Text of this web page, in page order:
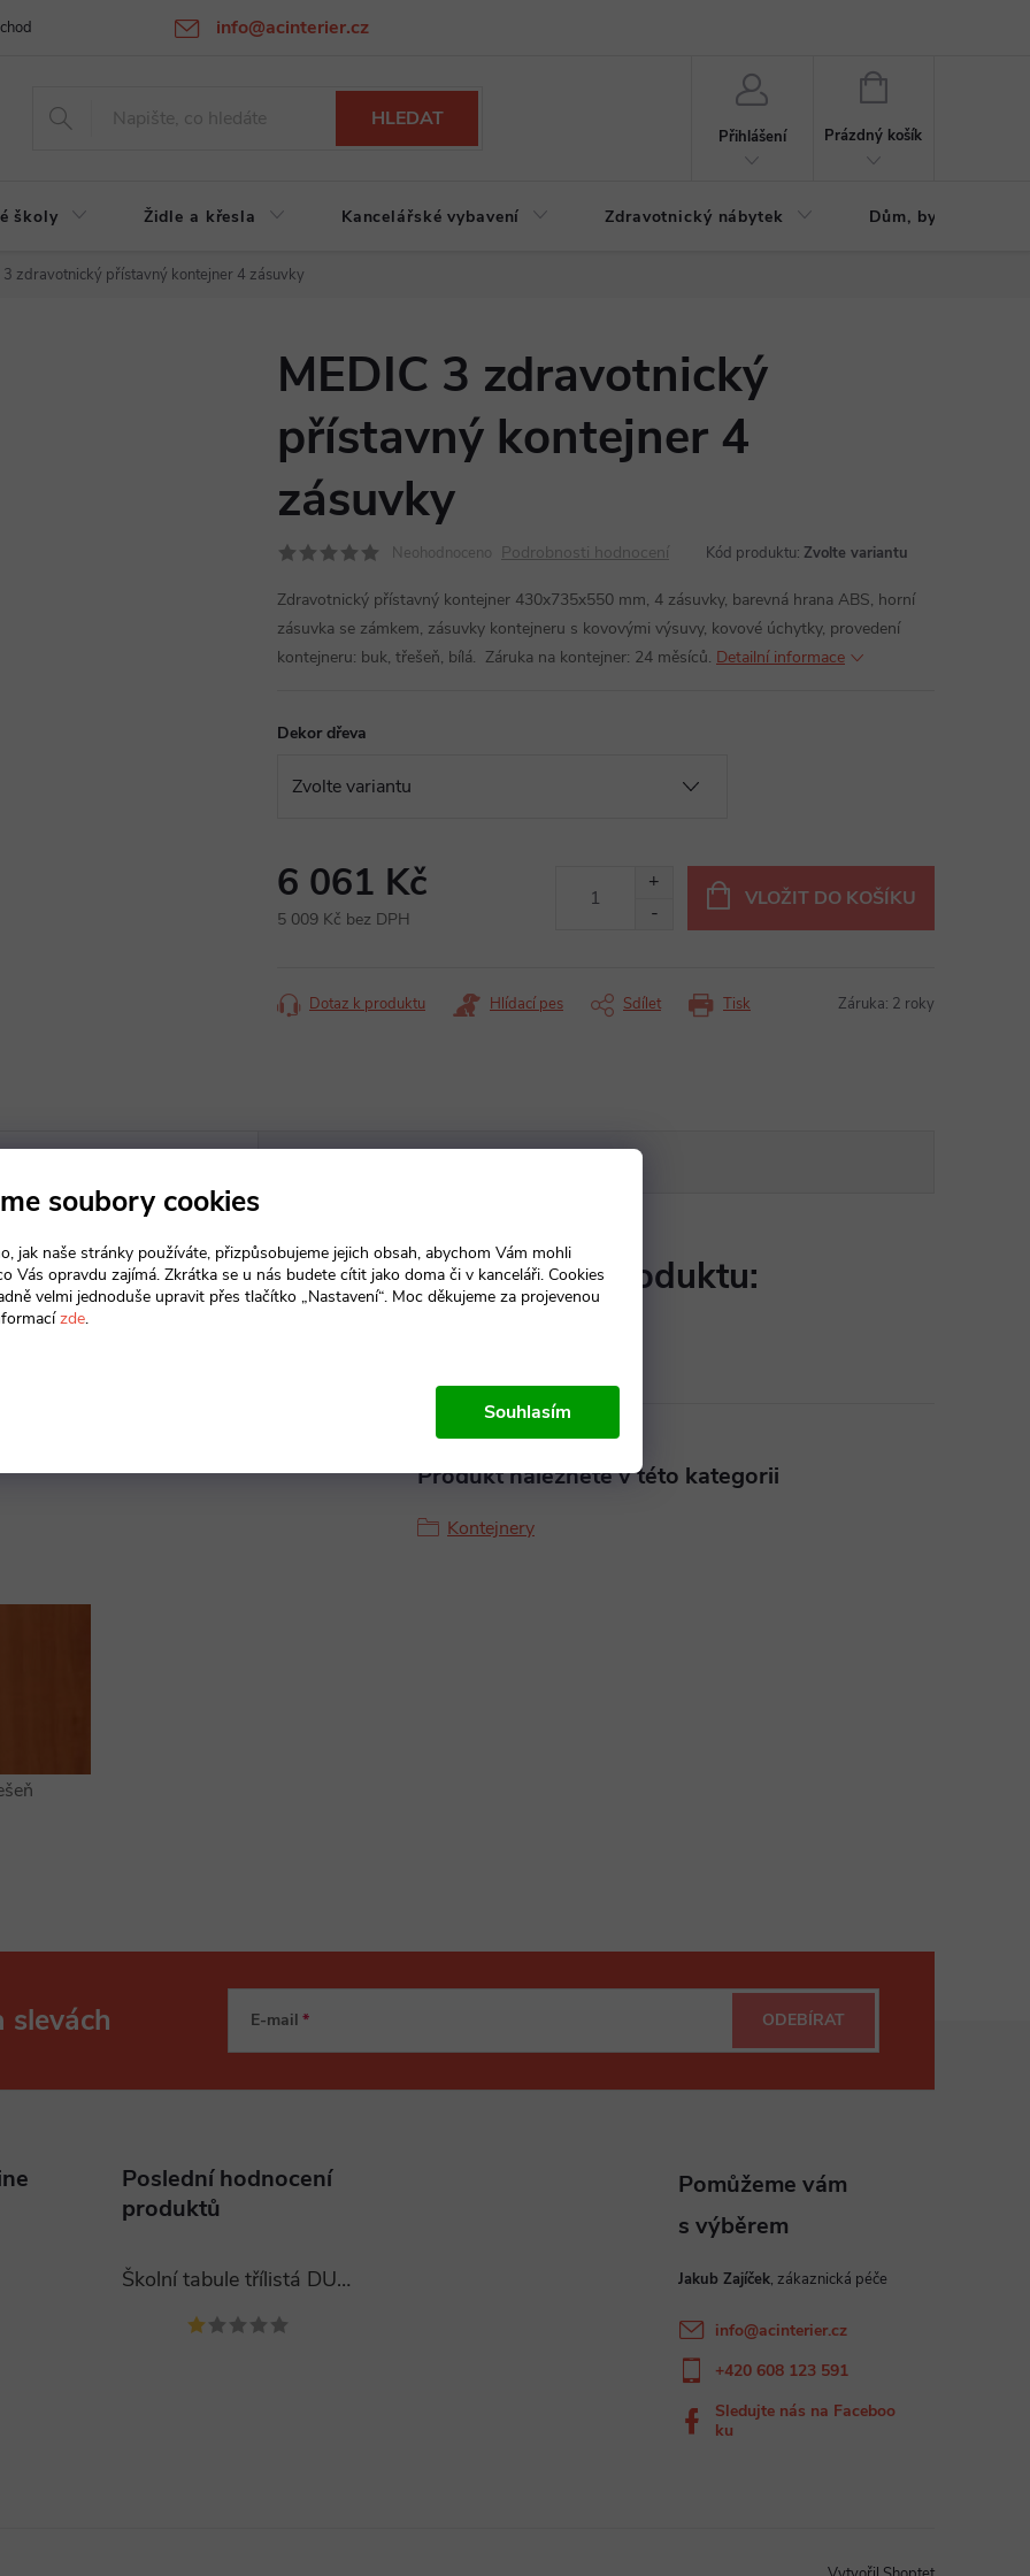
soubory cookies
jak naše stránky používáte, přizpůsobujeme jejich obsah, abychom Vám mohli
Vás opravdu zajímá. Zkrátka se u nás budete cítit jako doma či v kanceláři. Cookies
velmi jednoduše upravit přes tlačítko „Nastavení“. Moc děkujeme za projevenou
zde.
Souhlasím
info@acinterier.cz
podmínky Ochrana osobních údajů Atypická výroba na zakázku
HLEDAT
Přihlášení
NÁKUPNÍ
Prázdný košík
školy Židle a křesla Kancelářské vybavení Zdravotnický nábytek Dům, byt, zahrada
3 zdravotnický přístavný kontejner 4 zásuvky
MEDIC 3 zdravotnický
přístavný kontejner 4
zásuvky
Neohodnoceno Podrobnosti hodnocení Kód produktu: Zvolte variantu
Zdravotnický přístavný kontejner 430x735x550 mm, 4 zásuvky, barevná hrana ABS, horní
zásuvka se zámkem, zásuvky kontejneru s kovovými výsuvy, kovové úchytky, provedení
kontejneru: buk, třešeň, bílá. Záruka na kontejner: 24 měsíců. Detailní informace
Dekor dřeva
6 061 Kč
5 009 Kč bez DPH
VLOŽIT DO KOŠÍKU
Tisk
Dotaz k produktu Hlídací pes Sdílet Záruka: 2 roky
a boky z desek o síle 18
je vybavena zámkem, za
kontejnerů je dřevodekor,
Parametry produktu:
Produkt naleznete v této kategorii
Kontejnery
slevách E-mail ODEBÍRAT
Poslední hodnocení
produktů
Školní tabule třílistá DUBNO 400x120 cm Jakub Zajíček
info@acinterier.cz
+420 608 123 591
Sledujte nás na Faceboo
ku